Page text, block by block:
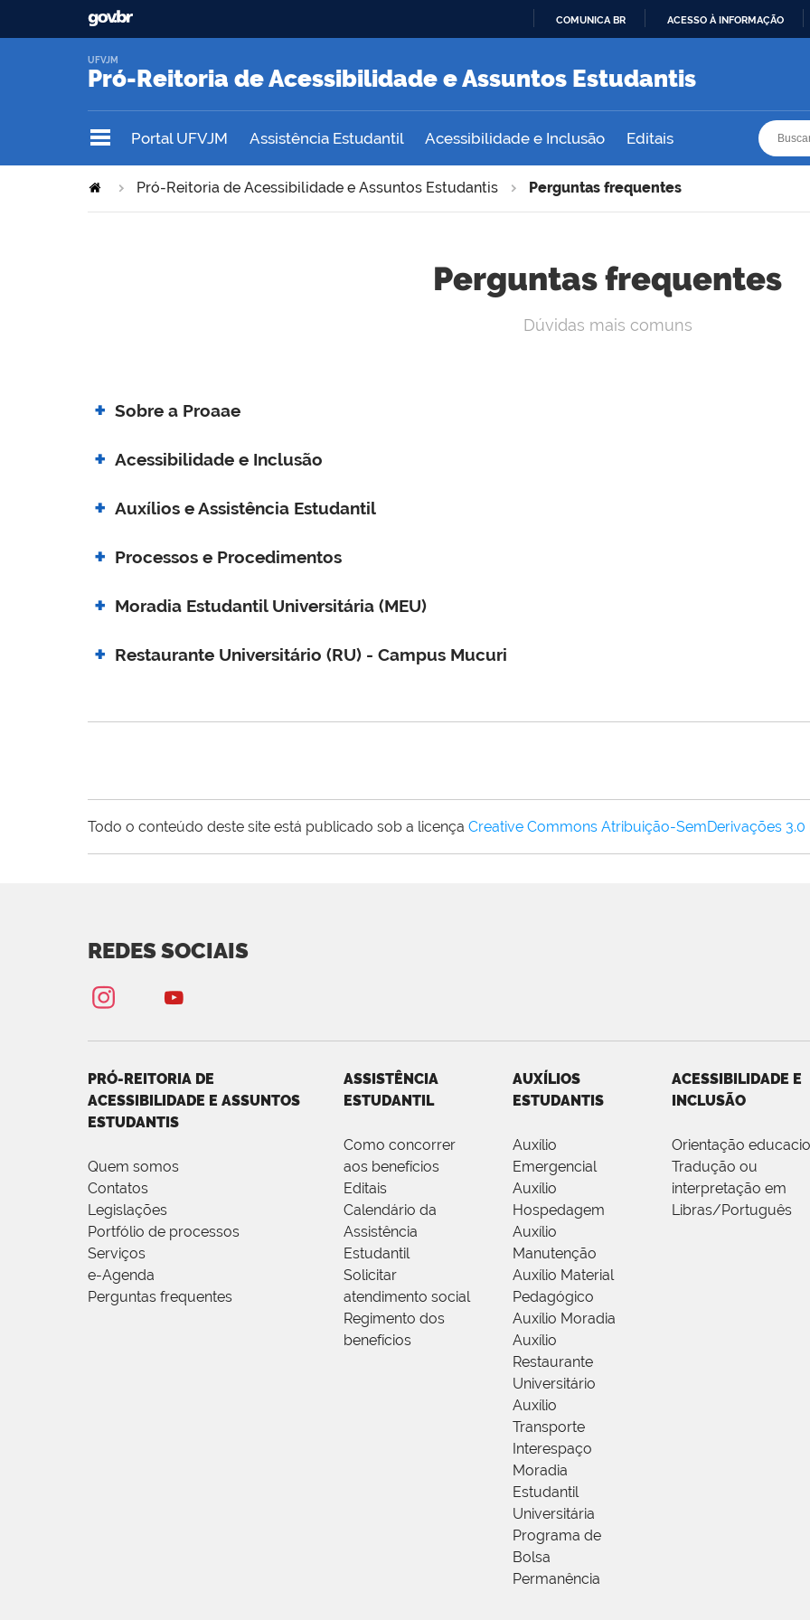
O
COMUNICA BR ACESSO À INFORMAÇÃO
Pró-Reitoria de Acessibilidade e Assuntos Estudantis
UFVJM
Portal UFVJM Assistência Estudantil Acessibilidade e Inclusão Editais
Pró-Reitoria de Acessibilidade e Assuntos Estudantis Perguntas frequentes
Perguntas frequentes
Dúvidas mais comuns
Sobre a Proaae
Acessibilidade e Inclusão
Auxílios e Assistência Estudantil
Processos e Procedimentos
Moradia Estudantil Universitária (MEU)
Restaurante Universitário (RU) - Campus Mucuri
Todo o conteúdo deste site está publicado sob a licença Creative Commons Atribuição-SemDerivações
REDES SOCIAIS
PRÓ-REITORIA DE
ACESSIBILIDADE E ASSUNTOS
ESTUDANTIS
Quem somos
Contatos
Legislações
Portfólio de processos
Serviços
e-Agenda
Perguntas frequentes
ASSISTÊNCIA
ESTUDANTIL
Como concorrer
aos benefícios
Editais
Calendário da
Assistência
Estudantil
Solicitar
atendimento social
Regimento dos
benefícios
AUXÍLIOS
ESTUDANTIS
Auxílio
Emergencial
Auxílio
Hospedagem
Auxílio
Manutenção
Auxílio Material
Pedagógico
Auxílio Moradia
Auxílio
Restaurante
Universitário
Auxílio
Transporte
Interespaço
Moradia
Estudantil
Universitária
Programa de
Bolsa
Permanência
ACESSIBILIDADE E
INCLUSÃO
Orientação
Tradução ou
interpretação em
Libras/Português